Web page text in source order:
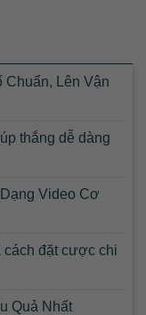
Chuẩn, Lên Vận
thắng dễ dàng
Video Cơ
đặt cược chi
Quả Nhất